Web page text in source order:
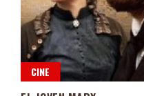
CINE